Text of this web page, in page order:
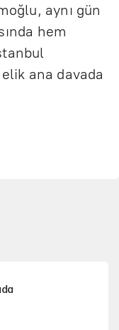
aynı gün
hem
ana davada